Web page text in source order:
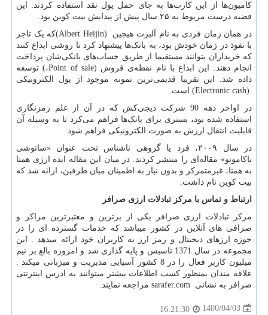
کامیون‌ها از این کارت‌ها به جای حمل پول نقد استفاده کردند. این
قضیه درست مربوط به ۲۵ سال پیش از پیدایش بیت کوین بود.
در همان زمان فردی به نام آلبرت هیجین (Albert Heijin)که یک تاجر
با نفوذ در زمان خودش بود، به بانک‌ها پیشنهاد کرد تا روشی ابداع کنند
که خریداران بتوانند مستقیما از طریق حساب‌های بانکی‌شان پرداخت
انجام دهند. این ابداع با نام نقطه‌ی فروش Point of sale)،(توسعه
داده شد. این تقریبا قدیمی‌ترین نمونه موجود از پول الکترونیکی
(Electronic cash) است.
در اواخر دهه 90 شرکت دیجی‌کش که در آن از علم رمزنگاری
استفاده شده بود، بستری برای بانک‌ها فراهم می‌کرد تا به وسیله آن
قابلیت انتقال ارزش به صورت الکترونیکی فراهم شود.
در سال ۲۰۰۹، فرد یا گروهی ناشناس تحت عنوان «ساتوشی
ناکاموتو» مقاله‌ای را منتشر کردند. در میان این مقاله ایده ارزی همتا
به همتا، غیرمتمرکز و بدون نیاز به اطمینان میان طرفین، ارائه شد که
بیت کوین نام داشت.
ارتباط و تماس با مرکز تبادلات ارزی صرافر
مرکز تبادلات ارزی صرافر یکی از برترین و معتبرترین مراکز و
صرافی های آنلاین در کشور میباشد که خدمات گسترده ای را در
حوزه ارزهای دیجیتال و رمز ارز به کاربران خود ارائه میدهد . این
مجموعه در سال 1371 تاسیس و پایه گذاری شد و امروزه بالغ بر نیم
میلیون کاربر فعال را در 8 کشور آسیایی مدیریت و میزبانی میکند .
علاقه مندان بمنظور کسب اطلاعات بیشتر میتوانند به ادرس اینترنتی
صرافر به نشانی sarafer.com مراجعه نمایند.
1400/04/03
16:21:30